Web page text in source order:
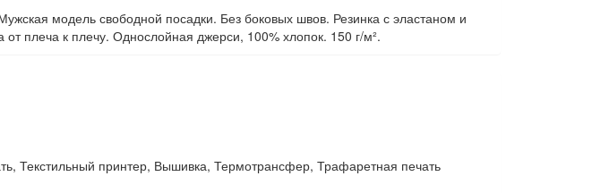
модель свободной посадки. Без боковых швов. Резинка с эластаном и
от плеча к плечу. Однослойная джерси, 100% хлопок. 150 г/м².
Текстильный принтер, Вышивка, Термотрансфер, Трафаретная печать